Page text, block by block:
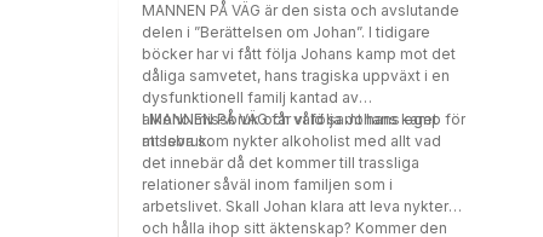
En oskyldig lek får ett tragiskt slut och som
en följd av denna upplevelse kommer
skuldkänslorna inte ge honom någon ro utan
följa honom som ett dåligt samvete genom
hans barndom och tidiga ungdom. Ytterligare
börda läggs på den unge pojkens axlar då
hans familjesituation dessutom präglas av
otrygghet på grund av faderns drickande och
våldsamma humör under spritens inverkan.
För Johan ökar otryggheten alltmer och han
MANNEN PÅ VÄG är den sista och avslutande
delen i ”Berättelsen om Johan”. I tidigare
böcker har vi fått följa Johans kamp mot det
dåliga samvetet, hans tragiska uppväxt i en
dysfunktionell familj kantad av
alkoholmissbruk och våld samt hans eget
missbruk.
I MANNEN PÅ VÄG får vi följa Johans kamp för
att leva som nykter alkoholist med allt vad
det innebär då det kommer till trassliga
relationer såväl inom familjen som i
arbetslivet. Skall Johan klara att leva nykter
och hålla ihop sitt äktenskap? Kommer den